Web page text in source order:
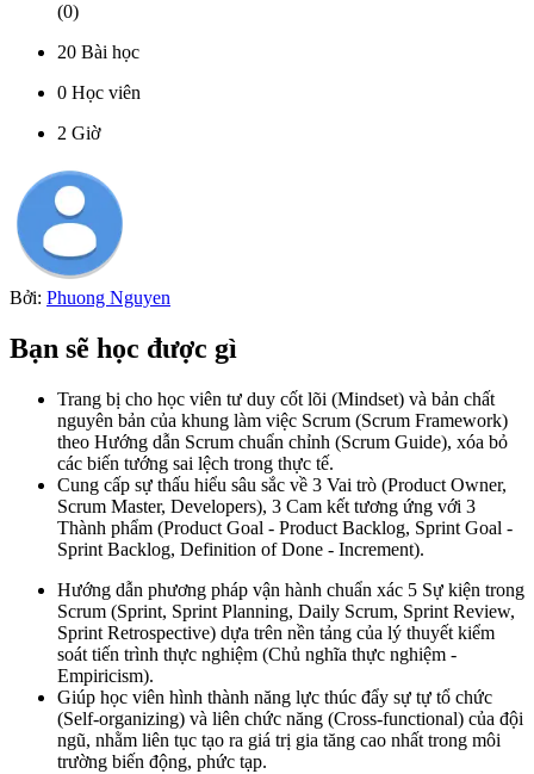
(0)
20 Bài học
0 Học viên
2 Giờ
Bởi: Phuong Nguyen
Bạn sẽ học được gì
Trang bị cho học viên tư duy cốt lõi (Mindset) và bản chất
nguyên bản của khung làm việc Scrum (Scrum Framework)
theo Hướng dẫn Scrum chuẩn chỉnh (Scrum Guide), xóa bỏ
các biến tướng sai lệch trong thực tế.
Cung cấp sự thấu hiểu sâu sắc về 3 Vai trò (Product Owner,
Scrum Master, Developers), 3 Cam kết tương ứng với 3
Thành phẩm (Product Goal - Product Backlog, Sprint Goal -
Sprint Backlog, Definition of Done - Increment).
Hướng dẫn phương pháp vận hành chuẩn xác 5 Sự kiện trong
Scrum (Sprint, Sprint Planning, Daily Scrum, Sprint Review,
Sprint Retrospective) dựa trên nền tảng của lý thuyết kiểm
soát tiến trình thực nghiệm (Chủ nghĩa thực nghiệm -
Empiricism).
Giúp học viên hình thành năng lực thúc đẩy sự tự tổ chức
(Self-organizing) và liên chức năng (Cross-functional) của đội
ngũ, nhằm liên tục tạo ra giá trị gia tăng cao nhất trong môi
trường biến động, phức tạp.